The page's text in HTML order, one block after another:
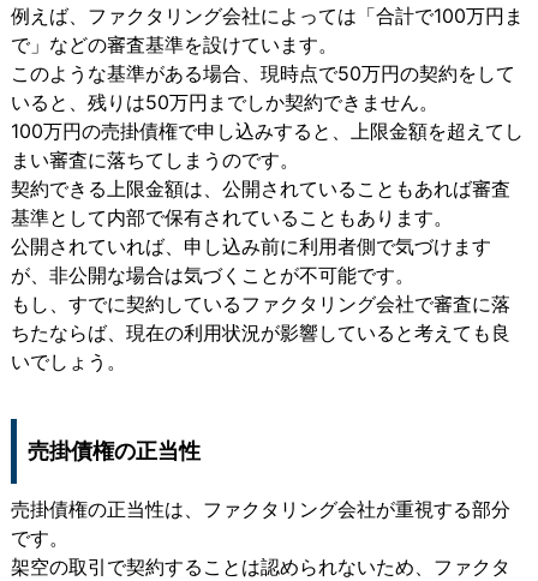
例えば、ファクタリング会社によっては「合計で100万円ま
で」などの審査基準を設けています。
このような基準がある場合、現時点で50万円の契約をして
いると、残りは50万円までしか契約できません。
100万円の売掛債権で申し込みすると、上限金額を超えてし
まい審査に落ちてしまうのです。
契約できる上限金額は、公開されていることもあれば審査
基準として内部で保有されていることもあります。
公開されていれば、申し込み前に利用者側で気づけます
が、非公開な場合は気づくことが不可能です。
もし、すでに契約しているファクタリング会社で審査に落
ちたならば、現在の利用状況が影響していると考えても良
いでしょう。
売掛債権の正当性
売掛債権の正当性は、ファクタリング会社が重視する部分
です。
架空の取引で契約することは認められないため、ファクタ